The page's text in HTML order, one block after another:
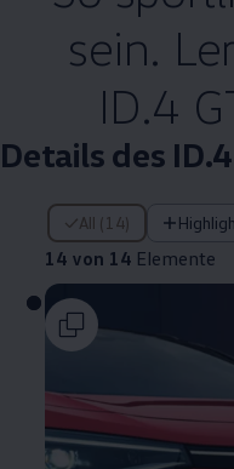
sein.
ID.4
Details des
All (14)
14 von 14 Elemente
14 von 14 Elemente